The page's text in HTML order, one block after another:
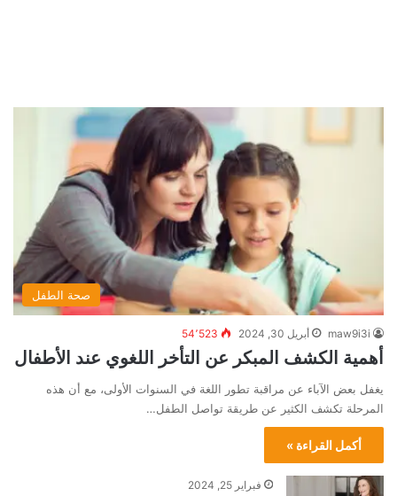
صحة الطفل
maw9i3i أبريل 30, 2024 54٬523
أهمية الكشف المبكر عن التأخر اللغوي عند الأطفال
يغفل بعض الآباء عن مراقبة تطور اللغة في السنوات الأولى، مع أن هذه
المرحلة تكشف الكثير عن طريقة تواصل الطفل…
أكمل القراءة »
فبراير 25, 2024